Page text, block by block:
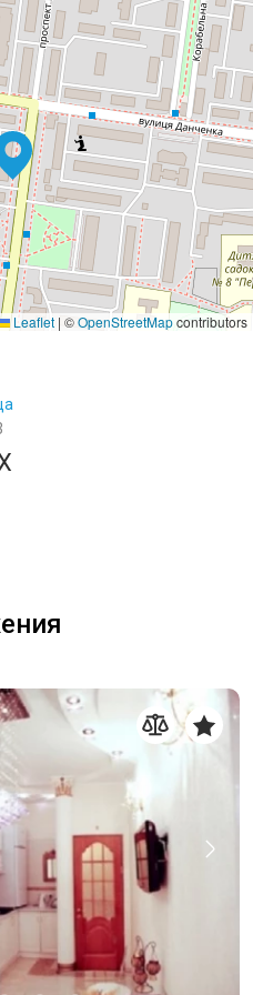
Leaflet | ©OpenStreetMapcontributors